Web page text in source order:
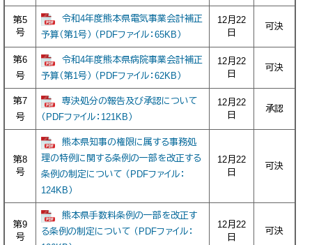
第5
号
令和4年度熊本県電気事業会計補正
予算（第1号） （PDFファイル：65KB）
12月22
日
可決
第6
号
令和4年度熊本県病院事業会計補正
予算（第1号） （PDFファイル：62KB）
12月22
日
可決
第7
号
専決処分の報告及び承認について
（PDFファイル：121KB）
12月22
日
承認
第8
号
熊本県知事の権限に属する事務処
理の特例に関する条例の一部を改正する
条例の制定について （PDFファイル：
124KB）
12月22
日
可決
第9
号
熊本県手数料条例の一部を改正す
る条例の制定について （PDFファイル：
12月22
日
可決